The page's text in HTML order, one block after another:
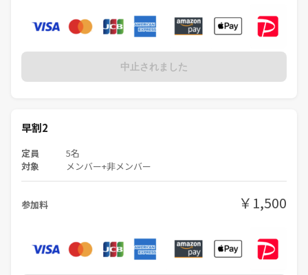
中止されました
早割2
定員 5名
対象 メンバー+非メンバー
参加料 ￥1,500